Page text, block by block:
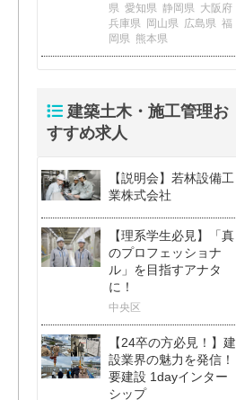
県 愛知県 静岡県 大阪府
兵庫県 岡山県 広島県 福
岡県 熊本県
建築土木・施工管理お
すすめ求人
【説明会】若林設備工
業株式会社
【理系学生必見】「真
のプロフェッショナ
ル」を目指すアナタ
に！
中央区
【24卒の方必見！】建
設業界の魅力を発信！
要建設 1dayインター
シップ